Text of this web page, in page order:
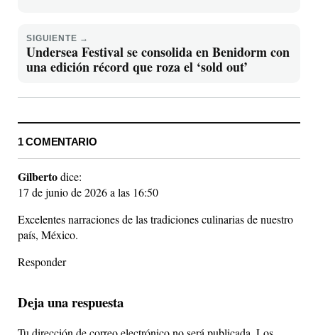
SIGUIENTE →
Undersea Festival se consolida en Benidorm con
una edición récord que roza el ‘sold out’
1 COMENTARIO
Gilbertodice:
17 de junio de 2026 a las 16:50
Excelentes narraciones de las tradiciones culinarias de nuestro
país, México.
Responder
Deja una respuesta